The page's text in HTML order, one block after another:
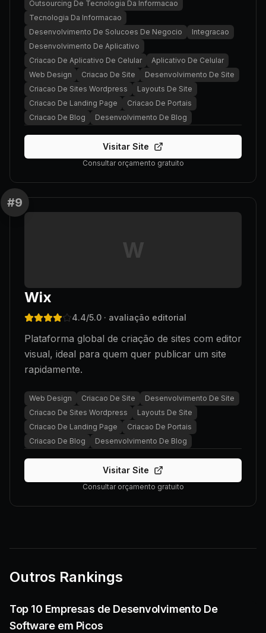
Outsourcing De Tecnologia Da Informacao
Tecnologia Da Informacao
Desenvolvimento De Solucoes De Negocio
Integracao
Desenvolvimento De Aplicativo
Criacao De Aplicativo De Celular
Aplicativo De Celular
Web Design
Criacao De Site
Desenvolvimento De Site
Criacao De Sites Wordpress
Layouts De Site
Criacao De Landing Page
Criacao De Portais
Criacao De Blog
Desenvolvimento De Blog
Visitar Site
Consultar orçamento gratuito
#9
W
Wix
4.4/5.0 · avaliação editorial
Plataforma global de criação de sites com editor
visual, ideal para quem quer publicar um site
rapidamente.
Web Design Criacao De Site
Desenvolvimento De Site
Criacao De Sites Wordpress
Layouts De Site
Criacao De Landing Page
Criacao De Portais
Criacao De Blog
Desenvolvimento De Blog
Visitar Site
Consultar orçamento gratuito
Outros Rankings
Top 10 Empresas de Desenvolvimento De
Software em Picos